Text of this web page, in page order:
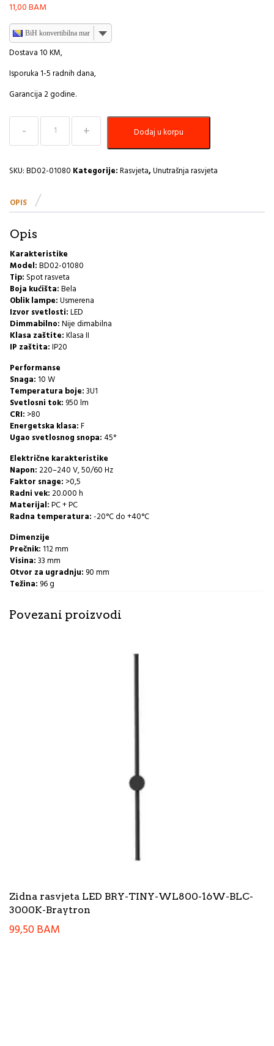
11,00BAM
BiH konvertibilna marka
Dostava 10 KM,
Isporuka 1-5 radnih dana,
Garancija 2 godine.
Led
spot
okrugla
bijela
Braytron
Dodaj u korpu
SKU:BD02-01080 Kategorije:Rasvjeta,Unutrašnja rasvjeta
OPIS
Opis
Karakteristike
Model:BD02-01080
Tip: Spot rasveta
Boja kućišta:Bela
Oblik lampe:Usmerena
Izvor svetlosti:LED
Dimmabilno:Nije dimabilna
Klasa zaštite:Klasa II
IP zaštita:IP20
Performanse
Snaga: 10 W
Temperatura boje:3U1
Svetlosni tok: 950 lm
CRI: >80
Energetska klasa:F
Ugao svetlosnog snopa:45°
Električne karakteristike
Napon:220–240 V, 50/60 Hz
Faktor snage: >0,5
Radni vek:20.000 h
Materijal:PC + PC
Radna temperatura:-20°C do +40°C
Dimenzije
Prečnik: 112 mm
Visina:33 mm
Otvor za ugradnju: 90 mm
Težina: 96 g
Povezani proizvodi
Zidna rasvjeta LED BRY-TINY-WL800-16W-BLC-
3000K-Braytron
99,50BAM